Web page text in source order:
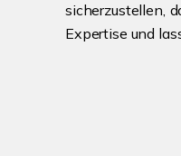
sicherzustellen,
Expertise und